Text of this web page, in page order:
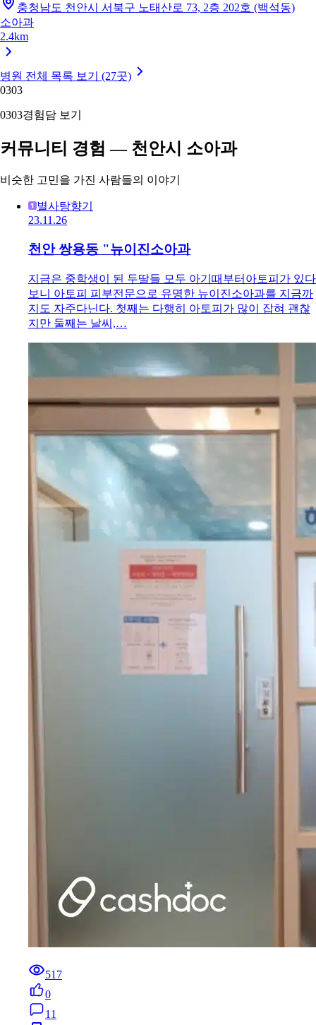
충청남도 천안시 서북구 노태산로 73, 2층 202호 (백석동)
소아과
2.4km
병원 전체 목록 보기 (27곳)
0303
0303경험담 보기
커뮤니티 경험 — 천안시 소아과
비슷한 고민을 가진 사람들의 이야기
별사탕향기
23.11.26
천안 쌍용동 "뉴이진소아과
지금은 중학생이 된 두딸들 모두 아기때부터아토피가 있다
보니 아토피 피부전문으로 유명한 뉴이진소아과를 지금까
지도 자주다닌다. 첫째는 다행히 아토피가 많이 잡혀 괜찮
지만 둘째는 날씨,…
517
0
11